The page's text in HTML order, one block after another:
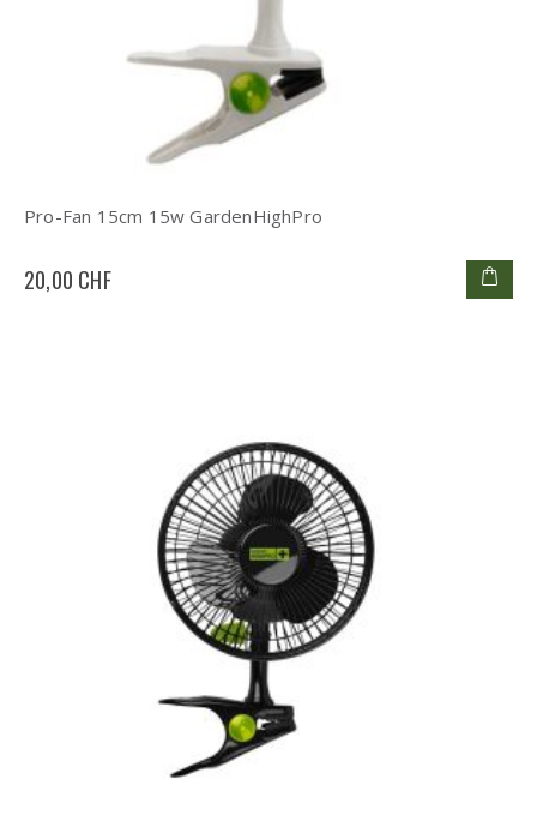
Pro-Fan 15cm 15w GardenHighPro
20,00 CHF